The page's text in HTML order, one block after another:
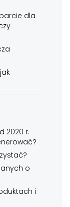
dla
2020 r.
o
i